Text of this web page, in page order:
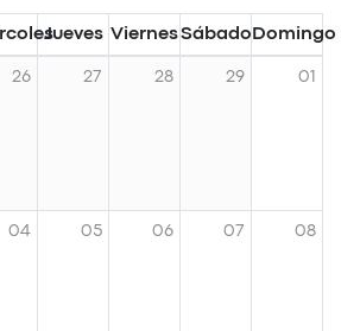
Jueves ViernesSábado Domingo
26 27 28 29 01
04 05 06 07 08